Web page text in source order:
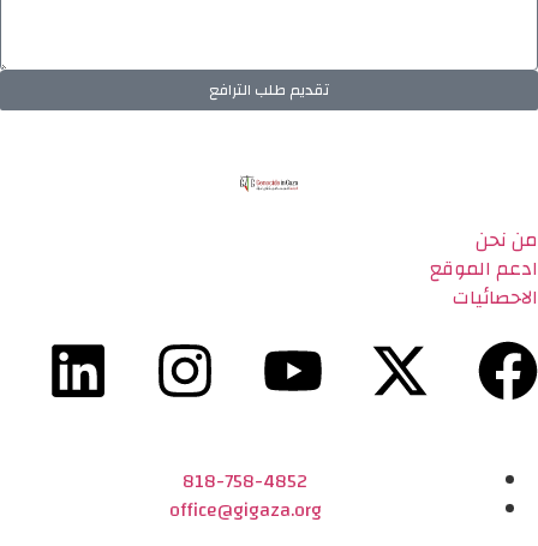
تقديم طلب الترافع
من نحن
ادعم الموقع
الاحصائيات
818-758-4852
office@gigaza.org